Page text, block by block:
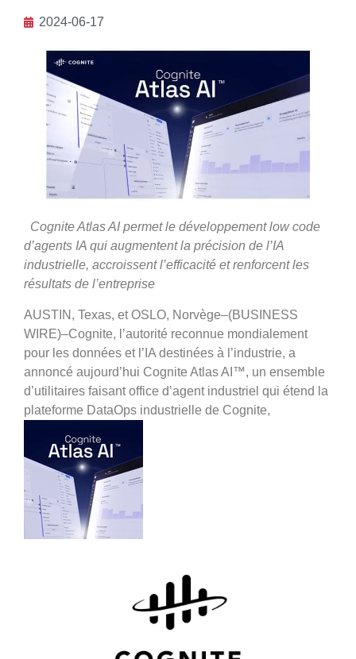
2024-06-17
Cognite Atlas AI permet le développement low code
d’agents IA qui augmentent la précision de l’IA
industrielle, accroissent l’efficacité et renforcent les
résultats de l’entreprise
AUSTIN, Texas, et OSLO, Norvège–(BUSINESS
WIRE)–Cognite, l’autorité reconnue mondialement
pour les données et l’IA destinées à l’industrie, a
annoncé aujourd’hui Cognite Atlas AI™, un ensemble
d’utilitaires faisant office d’agent industriel qui étend la
plateforme DataOps industrielle de Cognite,